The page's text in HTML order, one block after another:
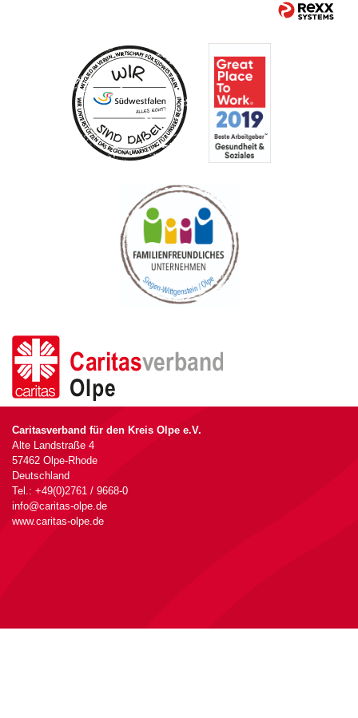
Caritasverband für den Kreis Olpe e.V.
Alte Landstraße 4
57462 Olpe-Rhode
Deutschland
Tel.: +49(0)2761 / 9668-0
info@caritas-olpe.de
www.caritas-olpe.de